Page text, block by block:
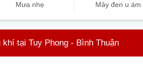
mưa nhẹ mây đen u ám
tại Tuy Phong - Bình Thuận